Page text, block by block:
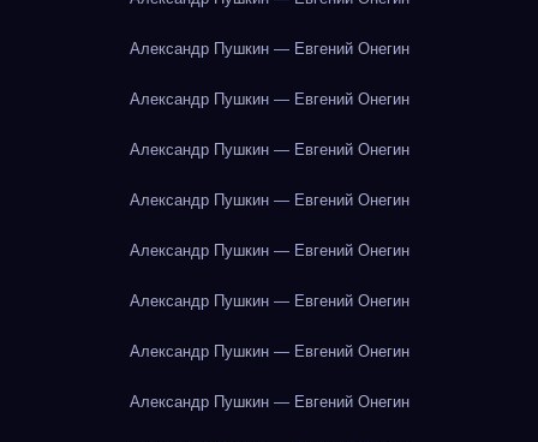
Александр Пушкин — Евгений Онегин
Александр Пушкин — Евгений Онегин
Александр Пушкин — Евгений Онегин
Александр Пушкин — Евгений Онегин
Александр Пушкин — Евгений Онегин
Александр Пушкин — Евгений Онегин
Александр Пушкин — Евгений Онегин
Александр Пушкин — Евгений Онегин